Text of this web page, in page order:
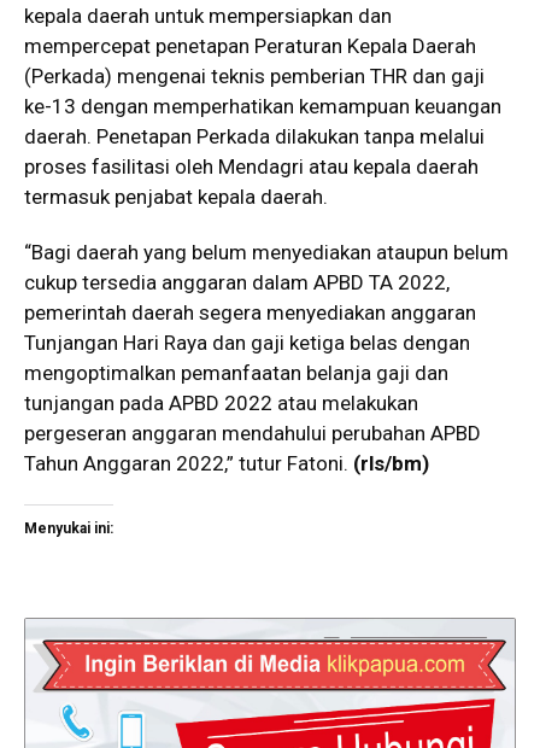
kepala daerah untuk mempersiapkan dan
mempercepat penetapan Peraturan Kepala Daerah
(Perkada) mengenai teknis pemberian THR dan gaji
ke-13 dengan memperhatikan kemampuan keuangan
daerah. Penetapan Perkada dilakukan tanpa melalui
proses fasilitasi oleh Mendagri atau kepala daerah
termasuk penjabat kepala daerah.
“Bagi daerah yang belum menyediakan ataupun belum
cukup tersedia anggaran dalam APBD TA 2022,
pemerintah daerah segera menyediakan anggaran
Tunjangan Hari Raya dan gaji ketiga belas dengan
mengoptimalkan pemanfaatan belanja gaji dan
tunjangan pada APBD 2022 atau melakukan
pergeseran anggaran mendahului perubahan APBD
Tahun Anggaran 2022,” tutur Fatoni. (rls/bm)
Menyukai ini: